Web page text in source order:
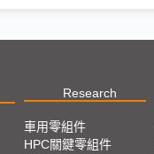
Research
車用零組件
HPC關鍵零組件